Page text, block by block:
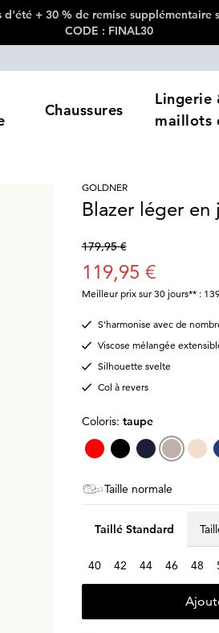
d'été + 30 % de remise supplémentaire
CODE : FINAL30
Chaussures
Lingerie
maillots
GOLDNER
Blazer léger
179,95 €
119,95 €
Meilleur prix sur 30 jours** :
S'harmonise avec de
Viscose mélangée
Silhouette svelte
Col à revers
Coloris: taupe
Taille normale
Taillé Standard
40 42 44 46 48